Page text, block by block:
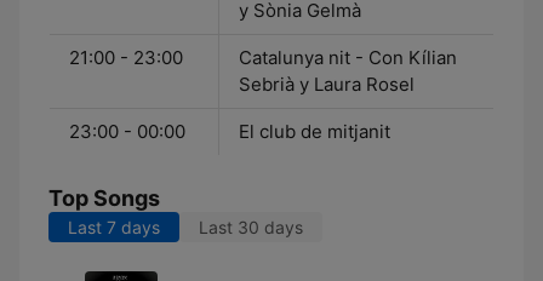
y Sònia Gelmà
21:00 - 23:00
Catalunya nit - Con Kílian
Sebrià y Laura Rosel
23:00 - 00:00 El club de mitjanit
Top Songs
Last 7 days Last 30 days